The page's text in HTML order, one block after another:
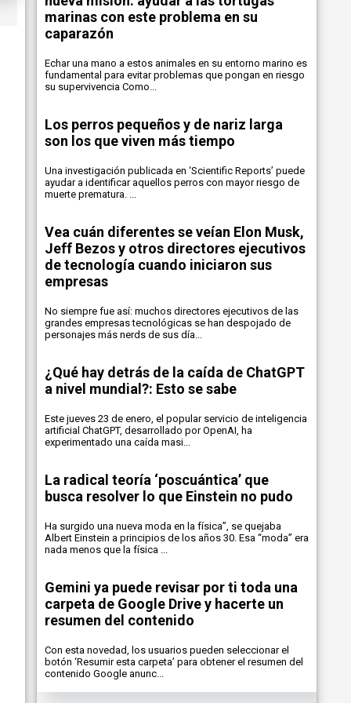
marinas con este problema en su
caparazón
Echar una mano a estos animales en su entorno marino es
fundamental para evitar problemas que pongan en riesgo
su supervivencia Como...
Los perros pequeños y de nariz larga
son los que viven más tiempo
Una investigación publicada en ‘Scientific Reports’ puede
ayudar a identificar aquellos perros con mayor riesgo de
muerte prematura. ...
Vea cuán diferentes se veían Elon Musk,
Jeff Bezos y otros directores ejecutivos
de tecnología cuando iniciaron sus
empresas
No siempre fue así: muchos directores ejecutivos de las
grandes empresas tecnológicas se han despojado de
personajes más nerds de sus día...
¿Qué hay detrás de la caída de ChatGPT
a nivel mundial?: Esto se sabe
Este jueves 23 de enero, el popular servicio de inteligencia
artificial ChatGPT, desarrollado por OpenAI, ha
experimentado una caída masi...
La radical teoría ‘poscuántica’ que
busca resolver lo que Einstein no pudo
Ha surgido una nueva moda en la física”, se quejaba
Albert Einstein a principios de los años 30. Esa “moda” era
nada menos que la física ...
Gemini ya puede revisar por ti toda una
carpeta de Google Drive y hacerte un
resumen del contenido
Con esta novedad, los usuarios pueden seleccionar el
botón ‘Resumir esta carpeta’ para obtener el resumen del
contenido Google anunc...